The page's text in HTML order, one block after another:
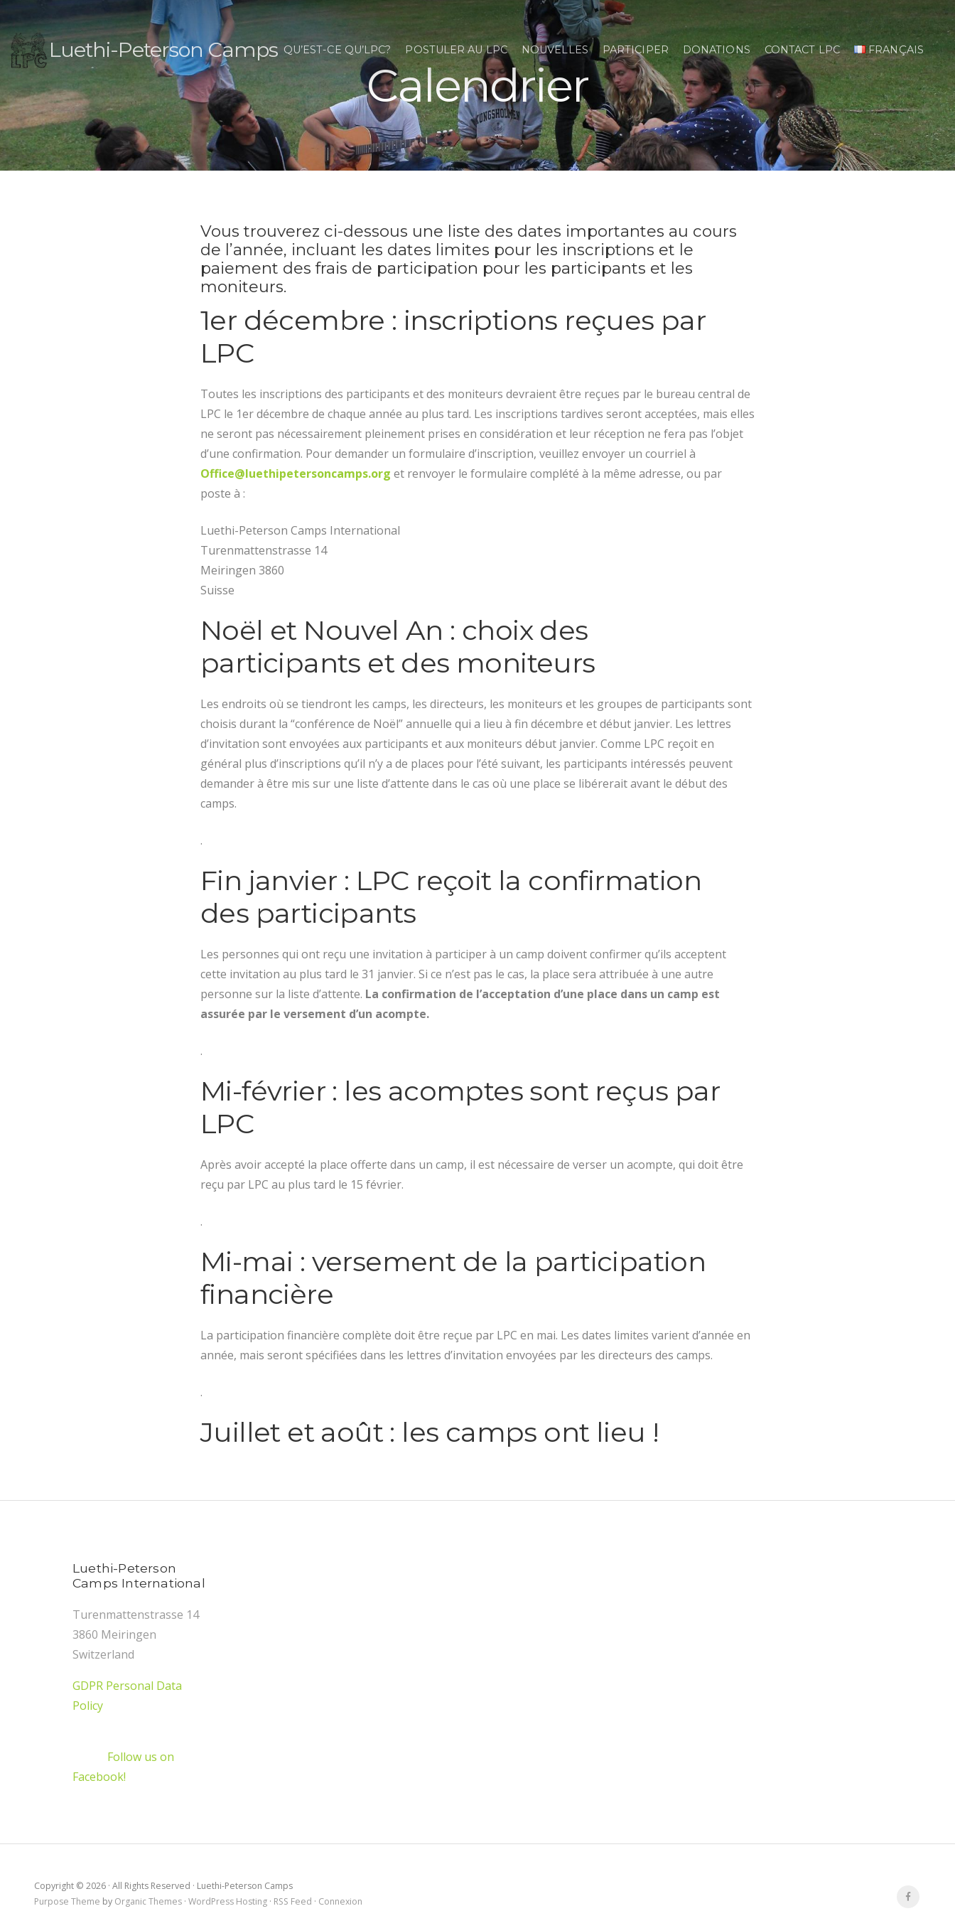
Luethi-Peterson Camps QU’EST-CE QU’LPC? POSTULER AU LPC NOUVELLES PARTICIPER DONATIONS CONTACT LPC FRANÇAIS
Calendrier
Vous trouverez ci-dessous une liste des dates importantes au cours
de l’année, incluant les dates limites pour les inscriptions et le
paiement des frais de participation pour les participants et les
moniteurs.
1er décembre : inscriptions reçues par
LPC
Toutes les inscriptions des participants et des moniteurs devraient être reçues par le bureau central de
LPC le 1er décembre de chaque année au plus tard. Les inscriptions tardives seront acceptées, mais elles
ne seront pas nécessairement pleinement prises en considération et leur réception ne fera pas l’objet
d’une confirmation. Pour demander un formulaire d’inscription, veuillez envoyer un courriel à
Office@luethipetersoncamps.org et renvoyer le formulaire complété à la même adresse, ou par
poste à :
Luethi-Peterson Camps International
Turenmattenstrasse 14
Meiringen 3860
Suisse
Noël et Nouvel An : choix des
participants et des moniteurs
Les endroits où se tiendront les camps, les directeurs, les moniteurs et les groupes de participants sont
choisis durant la “conférence de Noël” annuelle qui a lieu à fin décembre et début janvier. Les lettres
d’invitation sont envoyées aux participants et aux moniteurs début janvier. Comme LPC reçoit en
général plus d’inscriptions qu’il n’y a de places pour l’été suivant, les participants intéressés peuvent
demander à être mis sur une liste d’attente dans le cas où une place se libérerait avant le début des
camps.
.
Fin janvier : LPC reçoit la confirmation
des participants
Les personnes qui ont reçu une invitation à participer à un camp doivent confirmer qu’ils acceptent
cette invitation au plus tard le 31 janvier. Si ce n’est pas le cas, la place sera attribuée à une autre
personne sur la liste d’attente. La confirmation de l’acceptation d’une place dans un camp est
assurée par le versement d’un acompte.
.
Mi-février : les acomptes sont reçus par
LPC
Après avoir accepté la place offerte dans un camp, il est nécessaire de verser un acompte, qui doit être
reçu par LPC au plus tard le 15 février.
.
Mi-mai : versement de la participation
financière
La participation financière complète doit être reçue par LPC en mai. Les dates limites varient d’année en
année, mais seront spécifiées dans les lettres d’invitation envoyées par les directeurs des camps.
.
Juillet et août : les camps ont lieu !
Luethi-Peterson
Camps International
Turenmattenstrasse 14
3860 Meiringen
Switzerland
GDPR Personal Data
Policy
Follow us on
Facebook!
Copyright © 2026 · All Rights Reserved · Luethi-Peterson Camps
Purpose Theme by Organic Themes · WordPress Hosting · RSS Feed · Connexion